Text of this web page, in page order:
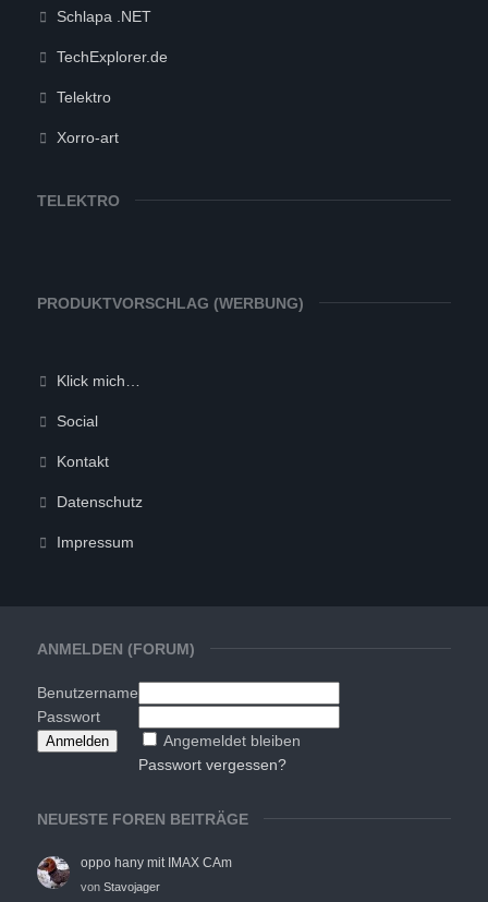
ANMELDEN (FORUM)
Benutzername
Passwort
Angemeldet bleiben
Passwort vergessen?
NEUESTE FOREN BEITRÄGE
oppo hany mit IMAX CAm
von Stavojager
Schlapa .NET
TechExplorer.de
Telektro
Xorro-art
TELEKTRO
PRODUKTVORSCHLAG (WERBUNG)
Klick mich…
Social
Kontakt
Datenschutz
Impressum